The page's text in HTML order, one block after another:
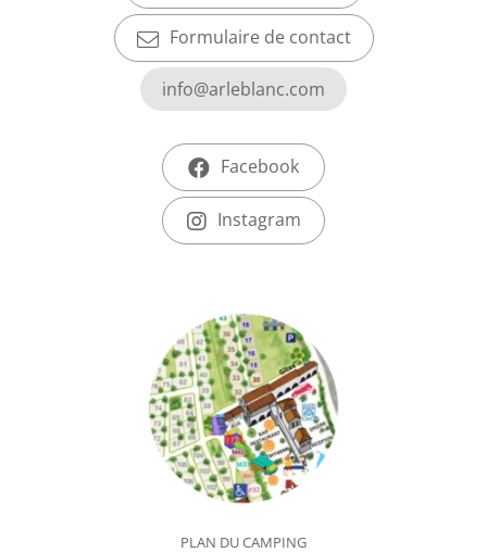
Formulaire de contact
info@arleblanc.com
Facebook
Instagram
PLAN DU CAMPING